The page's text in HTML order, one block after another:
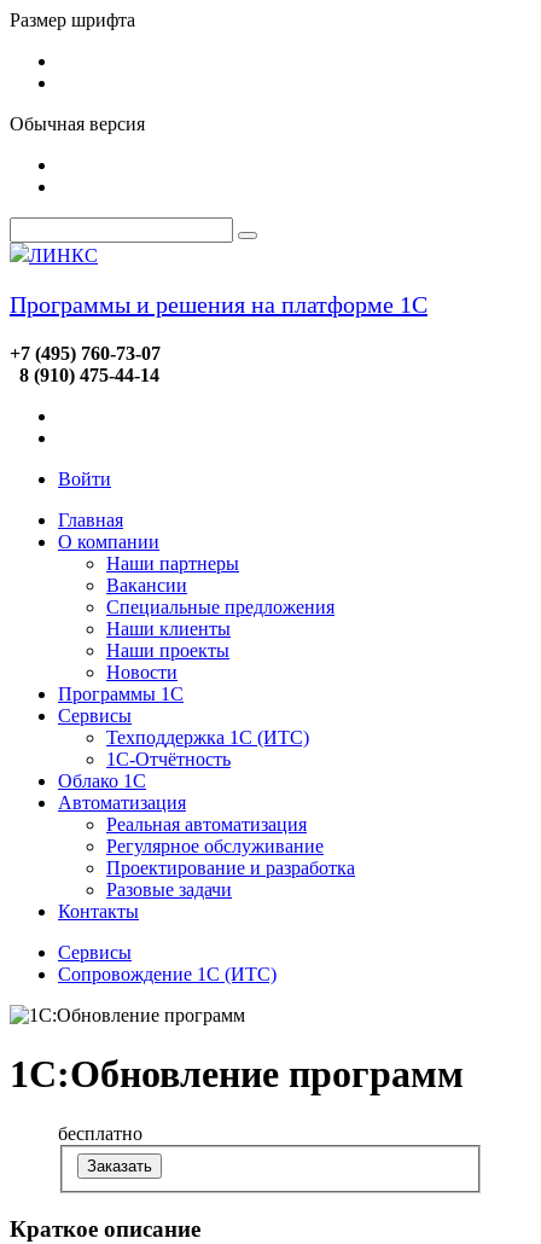
Размер шрифта
Обычная версия
ЛИНКС
Программы и решения на платформе 1С
+7 (495) 760-73-07
8 (910) 475-44-14
Войти
Главная
О компании
Наши партнеры
Вакансии
Специальные предложения
Наши клиенты
Наши проекты
Новости
Программы 1С
Сервисы
Техподдержка 1С (ИТС)
1С-Отчётность
Облако 1С
Автоматизация
Реальная автоматизация
Регулярное обслуживание
Проектирование и разработка
Разовые задачи
Контакты
Сервисы
Сопровождение 1С (ИТС)
1С:Обновление программ
бесплатно
Заказать
Краткое описание